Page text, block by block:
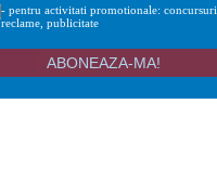
- pentru activitati promotionale: concursuri,
reclame, publicitate